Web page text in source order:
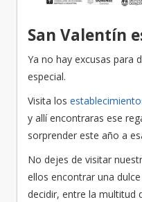
San Valentín
Ya no hay excusas para
especial.
Visita los
y allí encontraras ese
sorprender este año a
No dejes de visitar
ellos encontrar una
decidir, entre la multitud